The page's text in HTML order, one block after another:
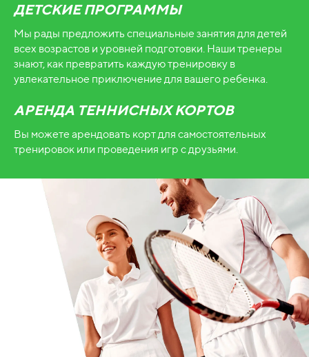
ДЕТСКИЕ ПРОГРАММЫ
Мы рады предложить специальные занятия для детей
всех возрастов и уровней подготовки. Наши тренеры
знают, как превратить каждую тренировку в
увлекательное приключение для вашего ребенка.
АРЕНДА ТЕННИСНЫХ КОРТОВ
Вы можете арендовать корт для самостоятельных
тренировок или проведения игр с друзьями.